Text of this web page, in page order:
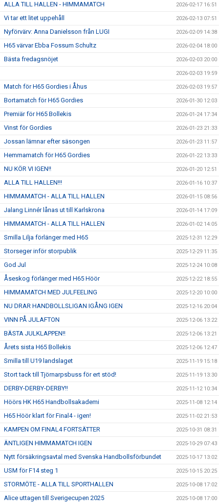
ALLA TILL HALLEN - HIMMAMATCH 2026-02-17 16:51
Vi tar ett litet uppehåll 2026-02-13 07:51
Nyförvärv: Anna Danielsson från LUGI 2026-02-09 14:38
H65 värvar Ebba Fossum Schultz 2026-02-04 18:00
Bästa fredagsnöjet 2026-02-03 20:00
2026-02-03 19:59
Match för H65 Gordies i Åhus 2026-02-03 19:57
Bortamatch för H65 Gordies 2026-01-30 12:03
Premiär för H65 Bollekis 2026-01-24 17:34
Vinst för Gordies 2026-01-23 21:33
Jossan lämnar efter säsongen 2026-01-23 11:57
Hemmamatch för H65 Gordies 2026-01-22 13:33
NU KÖR VI IGEN!! 2026-01-20 12:51
ALLA TILL HALLEN!!! 2026-01-16 10:37
HIMMAMATCH - ALLA TILL HALLEN 2026-01-15 08:56
Jalang Linnér lånas ut till Karlskrona 2026-01-14 17:09
HIMMAMATCH - ALLA TILL HALLEN 2026-01-02 14:05
Smilla Lilja förlänger med H65 2025-12-31 12:29
Storseger inför storpublik 2025-12-29 11:35
God Jul 2025-12-24 10:08
Åseskog förlänger med H65 Höör 2025-12-22 18:55
HIMMAMATCH MED JULFEELING 2025-12-20 10:00
NU DRAR HANDBOLLSLIGAN IGÅNG IGEN 2025-12-16 20:04
VINN PÅ JULAFTON 2025-12-06 13:22
BÄSTA JULKLAPPEN!! 2025-12-06 13:21
Årets sista H65 Bollekis 2025-12-06 12:47
Smilla till U19 landslaget 2025-11-19 15:18
Stort tack till Tjörnarpsbuss för ert stöd! 2025-11-19 13:30
DERBY-DERBY-DERBY!! 2025-11-12 10:34
Höörs HK H65 Handbollsakademi 2025-11-08 12:14
H65 Höör klart för Final4 - igen! 2025-11-02 21:53
KAMPEN OM FINAL4 FORTSÄTTER 2025-10-31 08:31
ÄNTLIGEN HIMMAMATCH IGEN 2025-10-29 07:43
Nytt försäkringsavtal med Svenska Handbollsförbundet 2025-10-17 13:02
USM för F14 steg 1 2025-10-15 20:25
STORMÖTE - ALLA TILL SPORTHALLEN 2025-10-08 17:02
Alice uttagen till Sverigecupen 2025 2025-10-08 17:00